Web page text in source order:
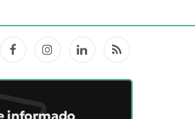
FacebookInstagramLinkedInRSS
informado